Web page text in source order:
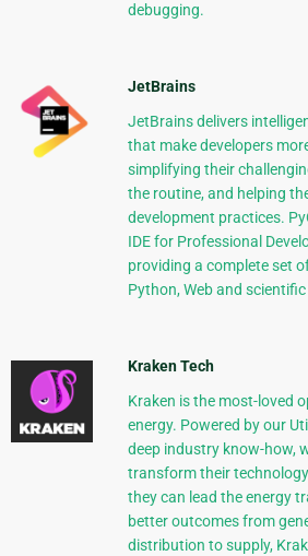
debugging.
JetBrains
JetBrains delivers
that make developers
simplifying their
the routine, and helping
development practices.
IDE for Professional
providing a complete set
Python, Web and
Kraken Tech
Kraken is the most-loved
energy. Powered by our
deep industry know-how,
transform their
they can lead the energy
better outcomes from
distribution to supply,